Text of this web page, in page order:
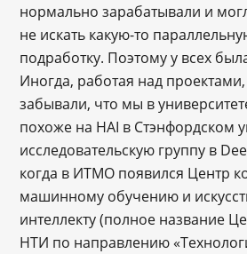
нормально зарабатывали и
не искать какую-то
подработку. Поэтому у всех
Иногда, работая над
забывали, что мы в
похоже на HAI в Стэнфордском
исследовательскую группу в
когда в ИТМО появился Центр
машинному обучению и
интеллекту (полное название
НТИ по направлению